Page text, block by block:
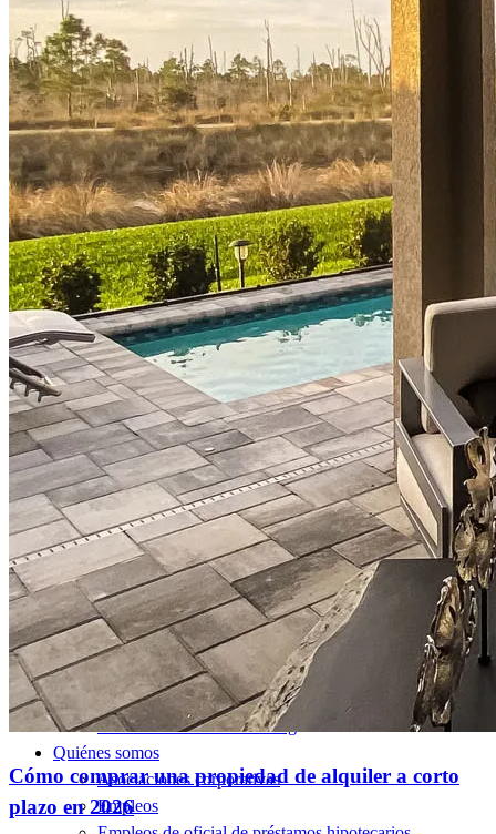
Cómo comprar una propiedad de alquiler a corto
plazo en 2026
Comprar una casa
Guía para la compra de una vivienda
Tasas de interés hipotecario
Aprobación previa de hipoteca
Compradores de vivienda por primera vez
Préstamos para la compra de una vivienda
Programas de asistencia para pagos iniciales
Refinanciación
Guía para la refinanciación
Refinanciar tasas hipotecarias
Refinanciar préstamos hipotecarios
Préstamos
Préstamos para la compra de una vivienda
Refinanciar préstamos hipotecarios
Préstamos hipotecarios sobre el valor acumulado de la
vivienda
Programas de préstamo
Programas de asistencia para pagos iniciales
Recursos
Calculadoras de hipotecas
Artículos útiles
Calculadora del valor de la vivienda
Terminología hipotecaria
Videos sobre hipotecas
Pagar mi hipoteca
NMLSConsumerAccess.org
Quiénes somos
Asociaciones corporativas
Empleos